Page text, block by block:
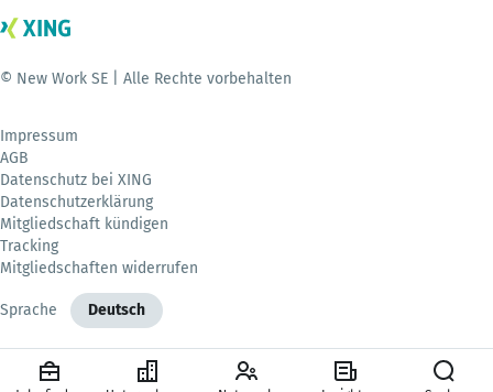
© New Work SE | Alle Rechte vorbehalten
Impressum
AGB
Datenschutz bei XING
Datenschutzerklärung
Mitgliedschaft kündigen
Tracking
Mitgliedschaften widerrufen
Sprache Deutsch